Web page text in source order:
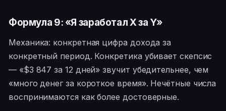
Формула 9: «Я заработал X за Y»
Механика: конкретная цифра дохода за
конкретный период. Конкретика убивает скепсис
— «$3 847 за 12 дней» звучит убедительнее, чем
«много денег за короткое время». Нечётные числа
воспринимаются как более достоверные.